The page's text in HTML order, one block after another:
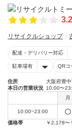
リサイクルショップ
配達・デリバリー対応
駐車場有 QRコ
住所
大阪府豊
本日の営業状況 10:00〜
月
10:00~23:00
価格帯
￥2,178〜